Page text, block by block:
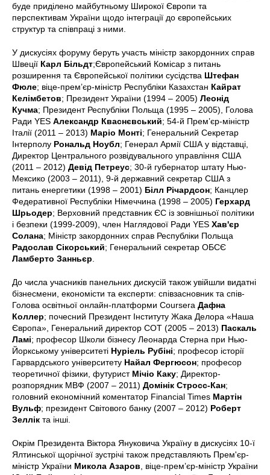
буде приділено майбутньому Широкої Європи та
перспективам України щодо інтеграції до європейських
структур та співпраці з ними.
У дискусіях форуму беруть участь міністр закордонних справ
Швеції Карл Більдт;Європейський Комісар з питань
розширення та Європейської політики сусідства Штефан
Фюле; віце-прем’єр-міністр Республіки Казахстан Кайрат
Келімбетов; Президент України (1994 – 2005) Леонід
Кучма; Президент Республіки Польща (1995 – 2005), Голова
Ради YES Александр Кваснєвський; 54-й Прем’єр-міністр
Італії (2011 – 2013) Маріо Монті; Генеральний Секретар
Інтерполу Рональд Ноубл; Генерал Армії США у відставці,
Директор Центрального розвідувального управління США
(2011 – 2012) Девід Петреус; 30-й губернатор штату Нью-
Мексико (2003 – 2011), 9-й державний секретар США з
питань енергетики (1998 – 2001) Білл Річардсон; Канцлер
Федеративної Республіки Німеччина (1998 – 2005) Герхард
Шрьодер; Верховний представник ЄС із зовнішньої політики
і безпеки (1999-2009), член Наглядової Ради YES Хав'єр
Солана; Міністр закордонних справ Республіки Польща
Радослав Сікорський; Генеральний секретар ОБСЄ
Ламберто Занньєр
До числа учасників панельних дискусій також увійшли видатні
бізнесмени, економісти та експерти: співзасновник та спів-
Голова освітньої онлайн-платформи Coursera Дафна
Коллер; почесний Президент Інституту Жака Делора «Наша
Європа», Генеральний директор СОТ (2005 – 2013) Паскаль
Ламі; професор Школи бізнесу Леонарда Стерна при Нью-
Йоркському університеті Нуріель Рубіні; професор історії
Гарвардського університету Найал Фергюсон; професор
теоретичної фізики, футурист Мічіо Каку; Директор-
розпорядник МВФ (2007 – 2011) Домінік Стросс-Кан;
головний економічний коментатор Financial Times Мартін
Вульф; президент Світового банку (2007 – 2012) Роберт
Зеллік та інші.
Окрім Президента Віктора Януковича Україну в дискусіях 10-ї
Ялтинської щорічної зустрічі також представляють Прем'єр-
міністр України Микола Азаров , віце-прем’єр-міністр України